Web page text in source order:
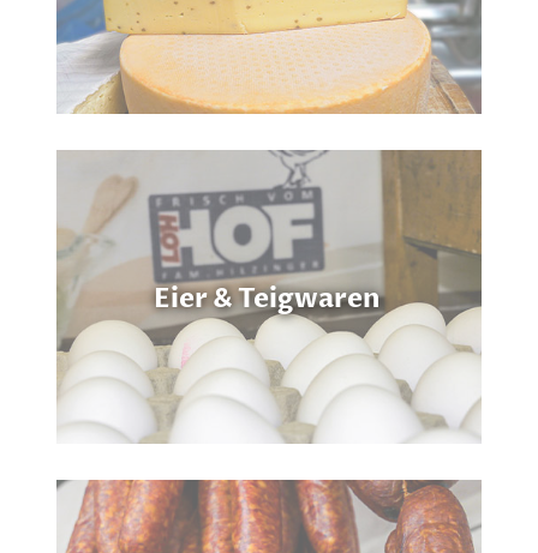
Eier & Teigwaren